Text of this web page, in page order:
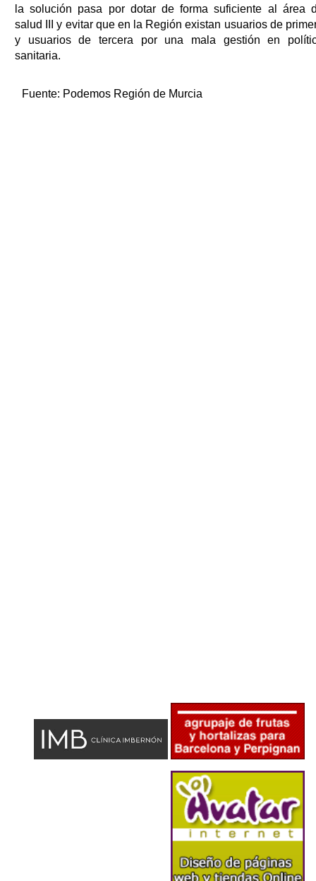
la solución pasa por dotar de forma suficiente al área
salud III y evitar que en la Región existan usuarios de
y usuarios de tercera por una mala gestión en
sanitaria.
Fuente: Podemos Región de Murcia